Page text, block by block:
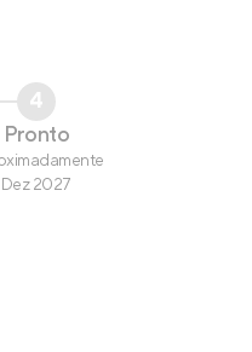
4
Pronto
Dez 2027